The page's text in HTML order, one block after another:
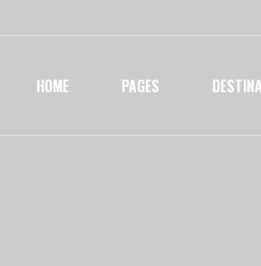
HOME PAGES